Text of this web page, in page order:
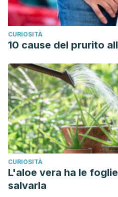
CURIOSITÀ
10 cause del prurito
CURIOSITÀ
L'aloe vera ha le
salvarla